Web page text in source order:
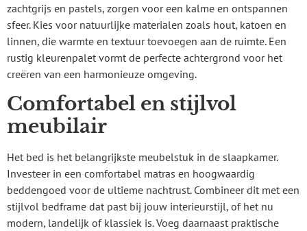
zachtgrijs en pastels, zorgen voor een kalme en ontspannen
sfeer. Kies voor natuurlijke materialen zoals hout, katoen en
linnen, die warmte en textuur toevoegen aan de ruimte. Een
rustig kleurenpalet vormt de perfecte achtergrond voor het
creëren van een harmonieuze omgeving.
Comfortabel en stijlvol
meubilair
Het bed is het belangrijkste meubelstuk in de slaapkamer.
Investeer in een comfortabel matras en hoogwaardig
beddengoed voor de ultieme nachtrust. Combineer dit met een
stijlvol bedframe dat past bij jouw interieurstijl, of het nu
modern, landelijk of klassiek is. Voeg daarnaast praktische